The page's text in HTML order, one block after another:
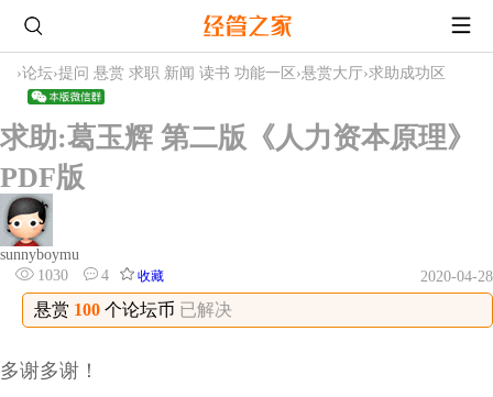
›论坛›提问 悬赏 求职 新闻 读书 功能一区 ›悬赏大厅›求助成功区
求助:葛玉辉 第二版《人力资本原理》
PDF版
sunnyboymu
1030
4 收藏 2020-04-28
悬赏 100 个论坛币 已解决
多谢多谢！